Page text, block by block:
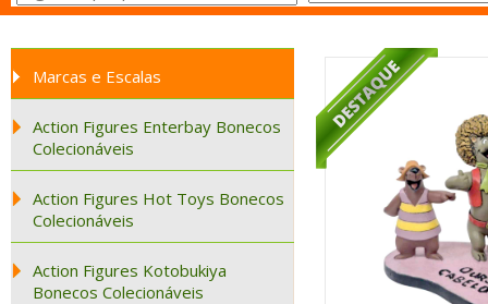
Marcas e Escalas
Action Figures Enterbay Bonecos
Colecionáveis
Action Figures Hot Toys Bonecos
Colecionáveis
Action Figures Kotobukiya
Bonecos Colecionáveis